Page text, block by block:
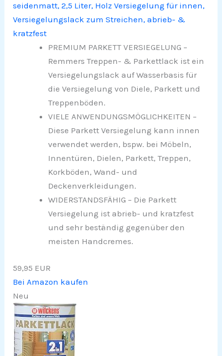
seidenmatt, 2,5 Liter, Holz Versiegelung für innen,
Versiegelungslack zum Streichen, abrieb- &
kratzfest
PREMIUM PARKETT VERSIEGELUNG –
Remmers Treppen- & Parkettlack ist ein
Versiegelungslack auf Wasserbasis für
die Versiegelung von Diele, Parkett und
Treppenböden.
VIELE ANWENDUNGSMÖGLICHKEITEN –
Diese Parkett Versiegelung kann innen
verwendet werden, bspw. bei Möbeln,
Innentüren, Dielen, Parkett, Treppen,
Korkböden, Wand- und
Deckenverkleidungen.
WIDERSTANDSFÄHIG – Die Parkett
Versiegelung ist abrieb- und kratzfest
und sehr beständig gegenüber den
meisten Handcremes.
59,95 EUR
Bei Amazon kaufen
Neu